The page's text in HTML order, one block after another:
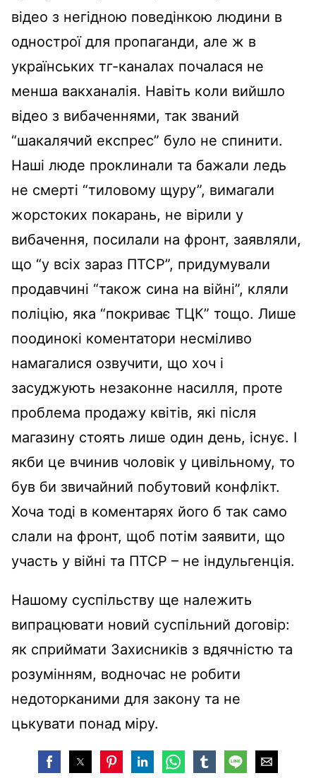
відео з негідною поведінкою людини в
однострої для пропаганди, але ж в
українських тг-каналах почалася не
менша вакханалія. Навіть коли вийшло
відео з вибаченнями, так званий
“шакалячий експрес” було не спинити.
Наші люде проклинали та бажали ледь
не смерті “тиловому щуру”, вимагали
жорстоких покарань, не вірили у
вибачення, посилали на фронт, заявляли,
що “у всіх зараз ПТСР”, придумували
продавчині “також сина на війні”, кляли
поліцію, яка “покриває ТЦК” тощо. Лише
поодинокі коментатори несміливо
намагалися озвучити, що хоч і
засуджують незаконне насилля, проте
проблема продажу квітів, які після
магазину стоять лише один день, існує. І
якби це вчинив чоловік у цивільному, то
був би звичайний побутовий конфлікт.
Хоча тоді в коментарях його б так само
слали на фронт, щоб потім заявити, що
участь у війні та ПТСР – не індульгенція.
Нашому суспільству ще належить
випрацювати новий суспільний договір:
як сприймати Захисників з вдячністю та
розумінням, водночас не робити
недоторканими для закону та не
цькувати понад міру.